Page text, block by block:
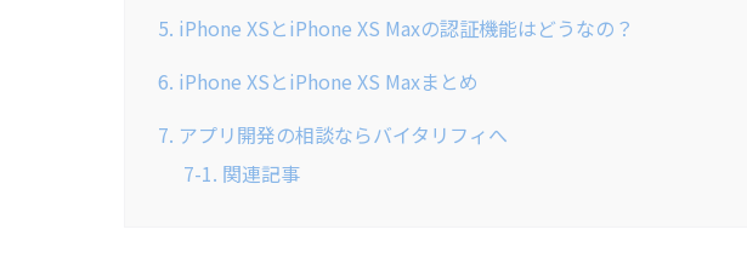
5. iPhone XSとiPhone XS Maxの認証機能はどうなの？
6. iPhone XSとiPhone XS Maxまとめ
7. アプリ開発の相談ならバイタリフィへ
7-1. 関連記事